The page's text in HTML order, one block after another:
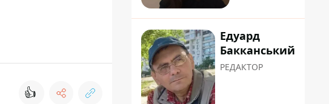
👍
Едуард
Бакканський
РЕДАКТОР